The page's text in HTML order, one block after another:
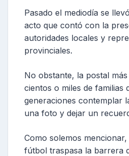
Pasado el mediodía se
acto que contó con la
autoridades locales y
provinciales.
No obstante, la postal
cientos o miles de familias
generaciones contemplar
una foto y dejar un
Como solemos
fútbol traspasa la barrera